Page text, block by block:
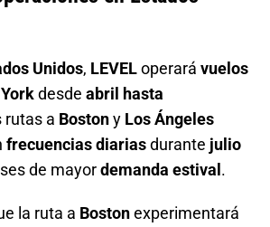
Unidos, LEVELoperará vuelos
desde abril hasta
rutas a Bostony Los Ángeles
frecuencias diariasdurante julio
de mayordemanda estival .
la ruta a Bostonexperimentará